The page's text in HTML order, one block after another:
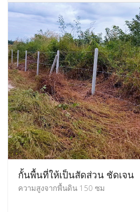
กั้นพื้นที่ให้เป็นสัดส่วน ชัดเจน
ความสูงจากพื้นดิน 150 ซม